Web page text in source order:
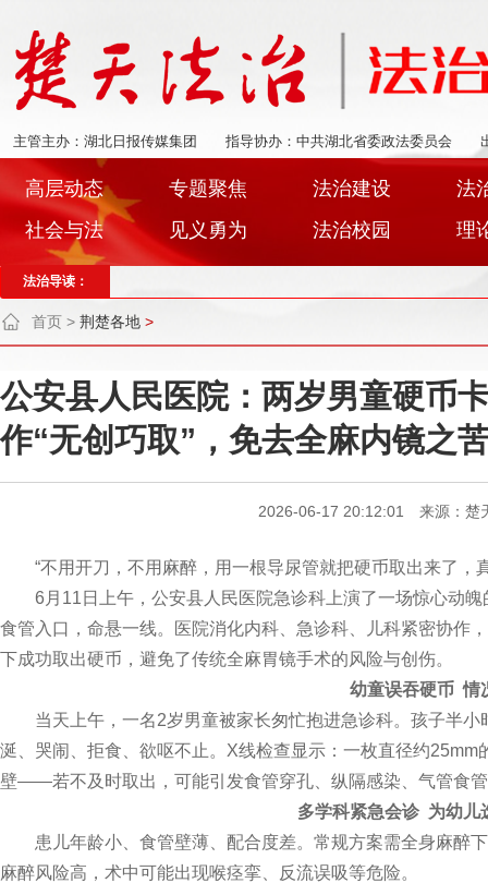
主管主办：湖北日报传媒集团 指导协办：中共湖北省委政法委员会
高层动态 专题聚焦 法治建设
法
社会与法
见义勇为 法治校园 理
法治导读：
首页 > 荆楚各地 >
公安县人民医院：两岁男童硬币
作“无创巧取”，免去全麻内镜之
2026-06-17 20:12:01 来源：楚
“不用开刀，不用麻醉，用一根导尿管就把硬币取出来了，
6月11日上午，公安县人民医院急诊科上演了一场惊心动魄
食管入口，命悬一线。医院消化内科、急诊科、儿科紧密协作
下成功取出硬币，避免了传统全麻胃镜手术的风险与创伤。
幼童误吞硬币 情
当天上午，一名2岁男童被家长匆忙抱进急诊科。孩子半小
涎、哭闹、拒食、欲呕不止。X线检查显示：一枚直径约
壁——若不及时取出，可能引发食管穿孔、纵隔感染、气管食
多学科紧急会诊 为幼儿
患儿年龄小、食管壁薄、配合度差。常规方案需全身麻醉
麻醉风险高，术中可能出现喉痉挛、反流误吸等危险。